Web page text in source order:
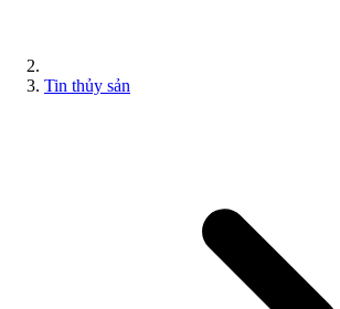
Tin thủy sản